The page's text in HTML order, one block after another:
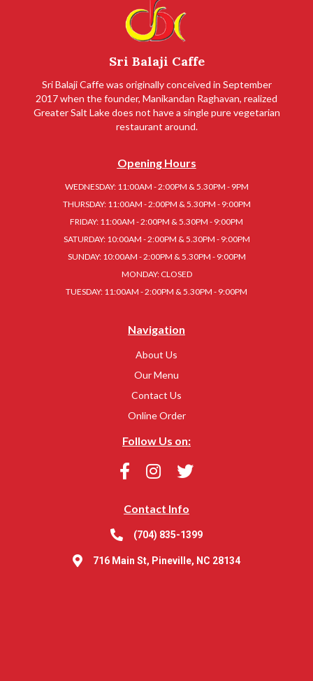
Sri Balaji Caffe
Sri Balaji Caffe was originally conceived in September
2017 when the founder, Manikandan Raghavan, realized
Greater Salt Lake does not have a single pure vegetarian
restaurant around.
Opening Hours
WEDNESDAY: 11:00AM - 2:00PM & 5.30PM - 9PM
THURSDAY: 11:00AM - 2:00PM & 5.30PM - 9:00PM
FRIDAY: 11:00AM - 2:00PM & 5.30PM - 9:00PM
SATURDAY: 10:00AM - 2:00PM & 5.30PM - 9:00PM
SUNDAY: 10:00AM - 2:00PM & 5.30PM - 9:00PM
MONDAY: CLOSED
TUESDAY: 11:00AM - 2:00PM & 5.30PM - 9:00PM
Navigation
About Us
Our Menu
Contact Us
Online Order
Follow Us on:
Contact Info
(704) 835-1399
716 Main St, Pineville, NC 28134